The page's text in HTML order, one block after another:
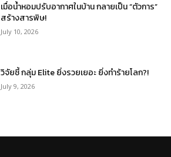
เมื่อน้ำหอมปรับอากาศในบ้าน กลายเป็น “ตัวการ”
สร้างสารพิษ!
July 10, 2026
วิจัยชี้ กลุ่ม Elite ยิ่งรวยเยอะ ยิ่งทำร้ายโลก?!
July 9, 2026